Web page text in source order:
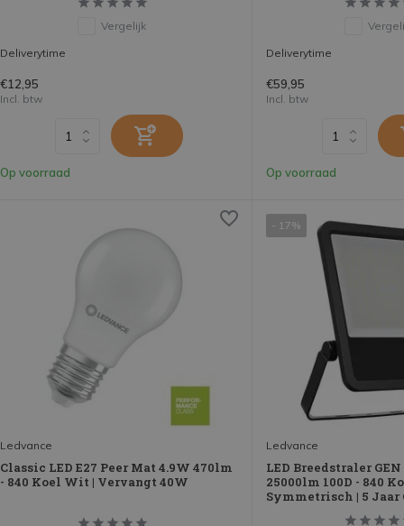
Vergelijk
Deliverytime
€12,95
Incl. btw
Op voorraad
Deliverytime
€59,95
Incl. btw
Op voorraad
Ledvance
Classic LED E27 Peer Mat 4.9W 470lm
- 840 Koel Wit | Vervangt 40W
- 17%
Ledvance
LED Breedstraler
25000lm 100D - 840
Symmetrisch | 5 Jaar